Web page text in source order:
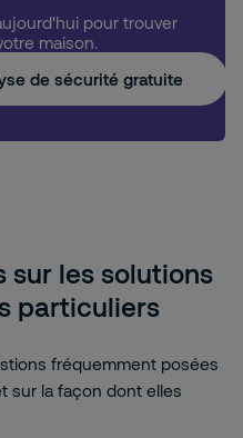
pour trouver
maison.
de sécurité gratuite
sur les solutions
particuliers
fréquemment posées
sur la façon dont elles